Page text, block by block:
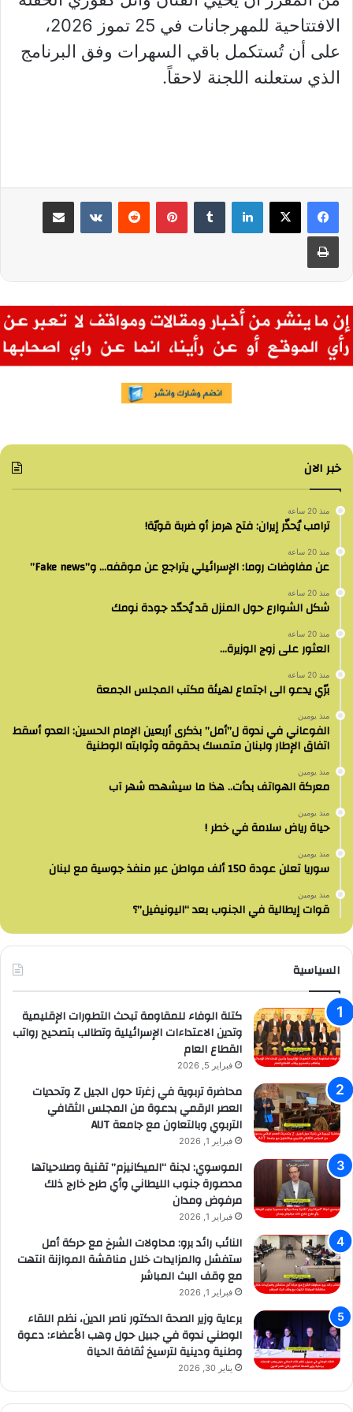
الافتتاحية للمهرجانات في 25 تموز 2026،
على أن تُستكمل باقي السهرات وفق البرنامج
الذي ستعلنه اللجنة لاحقاً.
لينكدإن بينتيريست مشاركة عبر البريد
طباعة
خبر الان
منذ 20 ساعة
ترامب يُحذّر إيران: فتح هرمز أو ضربة قويّة!
منذ 20 ساعة
عن مفاوضات روما: الإسرائيلي يتراجع عن موقفه… و”Fake news”
منذ 20 ساعة
شكل الشوارع حول المنزل قد يُحدّد جودة نومك
منذ 20 ساعة
العثور على زوج الوزيرة…
منذ 20 ساعة
برّي يدعو الى اجتماع لهيئة مكتب المجلس الجمعة
منذ يومين
الفوعاني في ندوة ل”أمل” بذكرى أربعين الإمام الحسين: العدو أسقط
اتفاق الإطار ولبنان متمسك بحقوقه وثوابته الوطنية
منذ يومين
معركة الهواتف بدأت.. هذا ما سيشهده شهر آب
منذ يومين
حياة رياض سلامة في خطر !
منذ يومين
سوريا تعلن عودة 150 ألف مواطن عبر منفذ جوسية مع لبنان
منذ يومين
قوات إيطالية في الجنوب بعد “اليونيفيل”؟
السياسية
كتلة الوفاء للمقاومة تبحث التطورات الإقليمية
وتدين الاعتداءات الإسرائيلية وتطالب بتصحيح رواتب
القطاع العام
فبراير 5, 2026
محاضرة تربوية في زغرتا حول الجيل Z وتحديات
العصر الرقمي بدعوة من المجلس الثقافي
التربوي وبالتعاون مع جامعة AUT
فبراير 1, 2026
الموسوي: لجنة “الميكانيزم” تقنية وصلاحياتها
محصورة جنوب الليطاني وأي طرح خارج ذلك
مرفوض ومدان
فبراير 1, 2026
النائب رائد برو: محاولات الشرخ مع حركة أمل
ستفشل والمزايدات خلال مناقشة الموازنة انتهت
مع وقف البث المباشر
فبراير 1, 2026
برعاية وزير الصحة الدكتور ناصر الدين، نظم اللقاء
الوطني ندوة في جبيل حول وهب الأعضاء: دعوة
وطنية ودينية لترسيخ ثقافة الحياة
يناير 30, 2026